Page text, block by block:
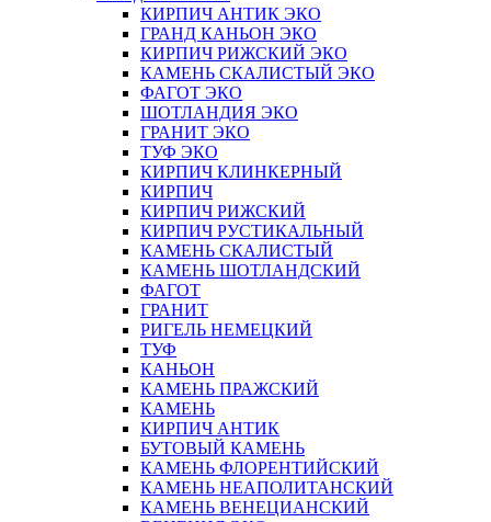
КИРПИЧ АНТИК ЭКО
ГРАНД КАНЬОН ЭКО
КИРПИЧ РИЖСКИЙ ЭКО
КАМЕНЬ СКАЛИСТЫЙ ЭКО
ФАГОТ ЭКО
ШОТЛАНДИЯ ЭКО
ГРАНИТ ЭКО
ТУФ ЭКО
КИРПИЧ КЛИНКЕРНЫЙ
КИРПИЧ
КИРПИЧ РИЖСКИЙ
КИРПИЧ РУСТИКАЛЬНЫЙ
КАМЕНЬ СКАЛИСТЫЙ
КАМЕНЬ ШОТЛАНДСКИЙ
ФАГОТ
ГРАНИТ
РИГЕЛЬ НЕМЕЦКИЙ
ТУФ
КАНЬОН
КАМЕНЬ ПРАЖСКИЙ
КАМЕНЬ
КИРПИЧ АНТИК
БУТОВЫЙ КАМЕНЬ
КАМЕНЬ ФЛОРЕНТИЙСКИЙ
КАМЕНЬ НЕАПОЛИТАНСКИЙ
КАМЕНЬ ВЕНЕЦИАНСКИЙ